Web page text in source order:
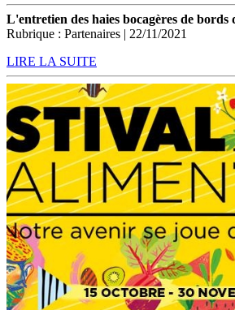
L'entretien des haies bocagères de bords
Rubrique : Partenaires | 22/11/2021
LIRE LA SUITE